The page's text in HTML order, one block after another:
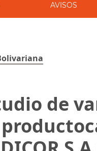
AVISOS
de